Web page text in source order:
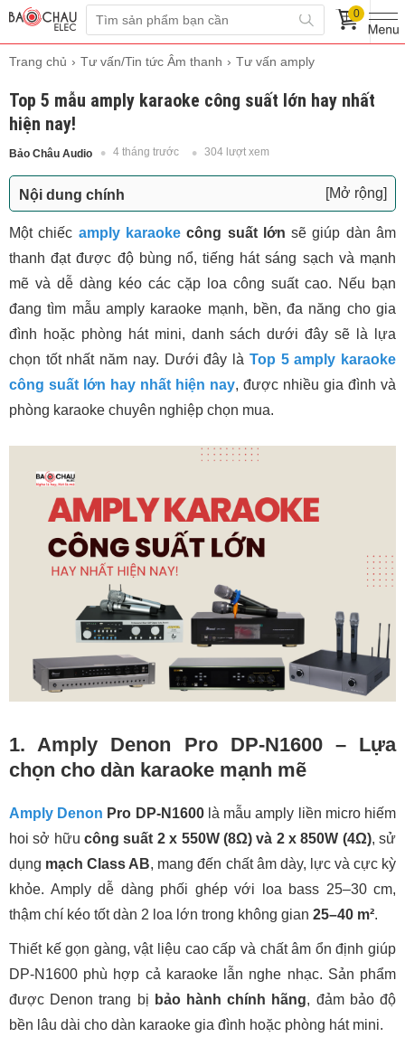
0
Trang chủ Tư vấn/Tin tức Âm thanh Tư vấn amply
Top 5 mẫu amply karaoke công suất lớn hay nhất
hiện nay!
Bảo Châu Audio 4 tháng trước 304 lượt xem
Nội dung chính [Mở rộng]
1. Amply Denon Pro DP-N1600 – Lựa chọn cho
dàn karaoke mạnh mẽ
2. Bksound DKA 8500 – Amply karaoke all-in-one
siêu khỏe 750W/kênh
3. Jarguar K580 Platinum – Amply 3 trong 1 cao
cấp nhập khẩu Hàn Quốc
4. BIK BDA-X33 – Digital Mixing Amply 1000W
cho hát & xem phim
5. Bksound DP3600 New – Cục đẩy liền vang
Một chiếc amply karaokecông suất lớn sẽ giúp dàn âm
thanh đạt được độ bùng nổ, tiếng hát sáng sạch và mạnh
mẽ và dễ dàng kéo các cặp loa công suất cao. Nếu bạn
đang tìm mẫu amply karaoke mạnh, bền, đa năng cho gia
đình hoặc phòng hát mini, danh sách dưới đây sẽ là lựa
chọn tốt nhất năm nay. Dưới đây là Top 5 amply karaoke
công suất lớn hay nhất hiện nay, được nhiều gia đình và
phòng karaoke chuyên nghiệp chọn mua.
1. Amply Denon Pro DP-N1600 – Lựa
chọn cho dàn karaoke mạnh mẽ
Amply Denon Pro DP-N1600là mẫu amply liền micro hiếm
hoi sở hữucông suất 2 x 550W (8Ω) và 2 x 850W (4Ω), sử
dụng mạch Class AB, mang đến chất âm dày, lực và cực kỳ
khỏe. Amply dễ dàng phối ghép với loa bass 25–30 cm,
thậm chí kéo tốt dàn 2 loa lớn trong không gian 25–40 m².
Thiết kế gọn gàng, vật liệu cao cấp và chất âm ổn định giúp
DP-N1600 phù hợp cả karaoke lẫn nghe nhạc. Sản phẩm
được Denon trang bị bảo hành chính hãng, đảm bảo độ
bền lâu dài cho dàn karaoke gia đình hoặc phòng hát mini.